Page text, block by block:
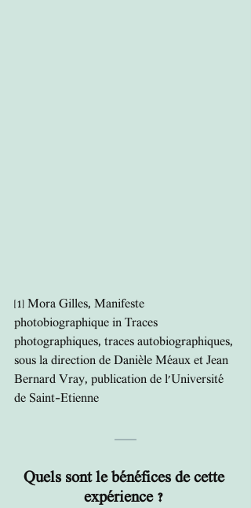
[1] Mora Gilles, Manifeste
photobiographique in Traces
photographiques, traces autobiographiques,
sous la direction de Danièle Méaux et Jean
Bernard Vray, publication de l'Université
de Saint-Etienne
Quels sont le bénéfices de cette
expérience ?